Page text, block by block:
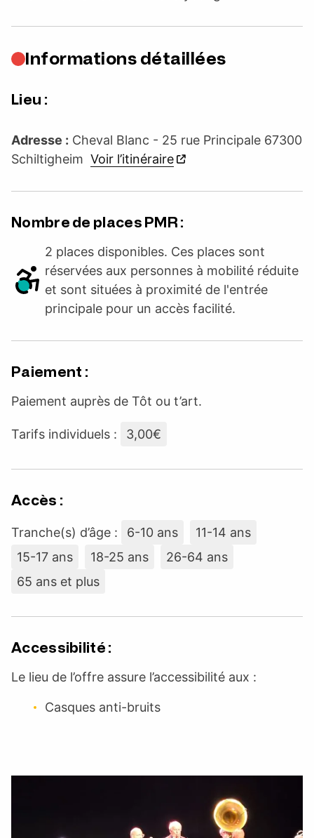
Informations détaillées
Lieu :
Adresse : Cheval Blanc - 25 rue Principale 67300
Schiltigheim Voir l’itinéraire
Nombre de places PMR :
2 places disponibles. Ces places sont
réservées aux personnes à mobilité réduite
et sont situées à proximité de l'entrée
principale pour un accès facilité.
Paiement :
Paiement auprès de Tôt ou t’art.
Tarifs individuels : 3,00€
Accès :
Tranche(s) d’âge : 6-10 ans
11-14 ans
15-17 ans
18-25 ans
26-64 ans
65 ans et plus
Accessibilité :
Le lieu de l’offre assure l’accessibilité aux :
Casques anti-bruits